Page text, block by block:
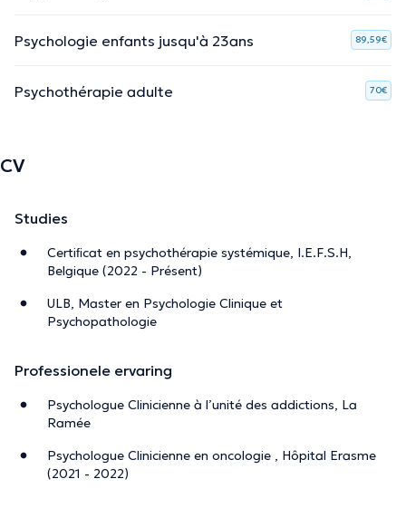
Psychologie enfants jusqu'à 23ans 89,59€
Psychothérapie adulte 70€
CV
Studies
Certiﬁcat en psychothérapie systémique, I.E.F.S.H,
Belgique (2022 - Présent)
ULB, Master en Psychologie Clinique et
Psychopathologie
Professionele ervaring
Psychologue Clinicienne à l’unité des addictions, La
Ramée
Psychologue Clinicienne en oncologie , Hôpital Erasme
(2021 - 2022)